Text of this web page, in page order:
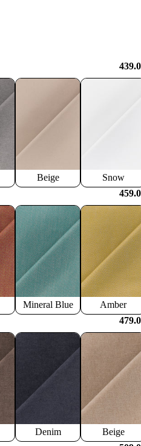
Beige
Snow
Mineral Blue
Amber
Denim
Beige